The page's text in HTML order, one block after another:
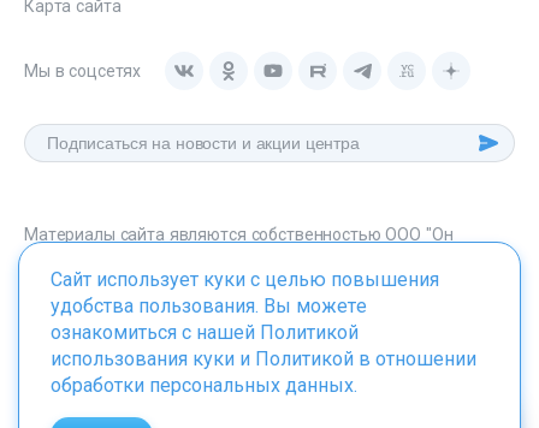
Карта сайта
Мы в соцсетях
Материалы сайта являются собственностью ООО "Он
onclinic.ru запрещено в соответствии со статьей 1259 ГК. РФ.
ИМЕЮТСЯ ПРОТИВОПОКАЗАНИЯ. НЕОБХОДИМО
Сайт использует куки с целью повышения
удобства пользования. Вы можете
ознакомиться с нашей Политикой
использования куки и Политикой в отношении
обработки персональных данных.